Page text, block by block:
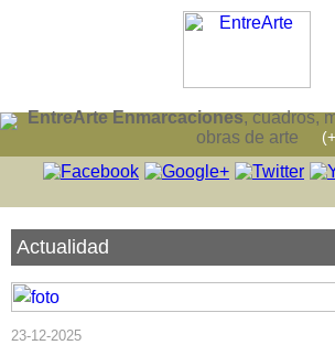
EntreArte Enmarcaciones, cuadros,
obras de arte
Actualidad
23-12-2025